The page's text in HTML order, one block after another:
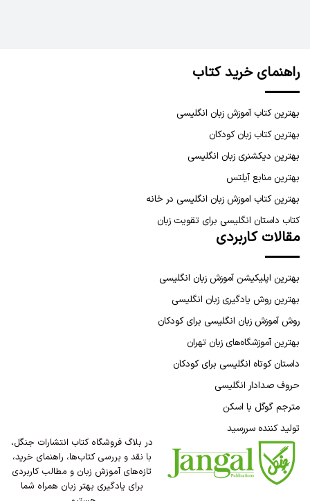
راهنمای خرید کتاب
بهترین کتاب آموزش زبان انگلیسی
بهترین کتاب زبان کودکان
بهترین دیکشنری زبان انگلیسی
بهترین منابع آیلتس
بهترین کتاب اموزش زبان انگلیسی در خانه
کتاب داستان انگلیسی برای تقویت زبان
مقالات کاربردی
بهترین اپلیکیشن آموزش زبان انگلیسی
بهترین روش یادگیری زبان انگلیسی
روش آموزش زبان انگلیسی برای کودکان
بهترین آموزشگاه‌های زبان تهران
داستان کوتاه انگلیسی برای کودکان
حروف صدادار انگلیسی
مترجم گوگل با اسکن
تولید کننده سررسید
در بلاگ فروشگاه کتاب انتشارات جنگل،
با نقد و بررسی کتاب‌ها، راهنمای خرید،
تازه‌های آموزش زبان و مطالب کاربردی
برای یادگیری بهتر زبان همراه شما